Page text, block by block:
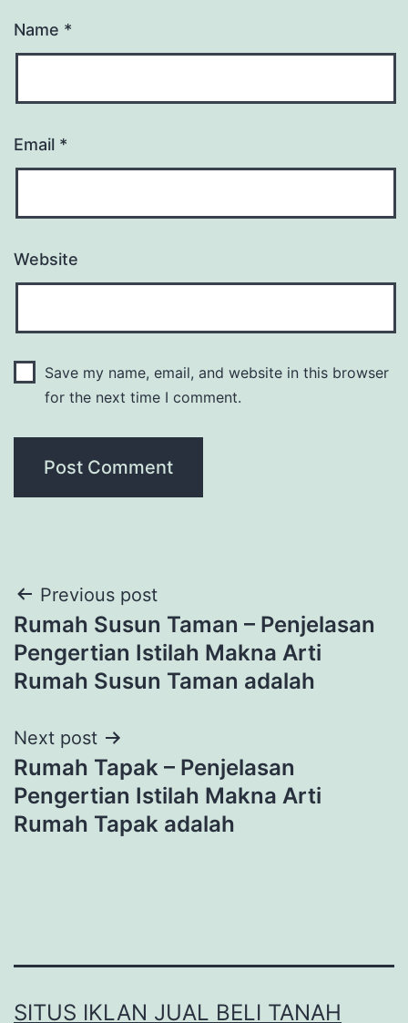
Name *
Email *
Website
Save my name, email, and website in this browser
for the next time I comment.
Post
navigation
Previous post
Rumah Susun Taman – Penjelasan
Pengertian Istilah Makna Arti
Rumah Susun Taman adalah
Next post
Rumah Tapak – Penjelasan
Pengertian Istilah Makna Arti
Rumah Tapak adalah
SITUS IKLAN JUAL BELI TANAH